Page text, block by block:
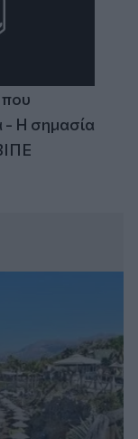
- Η σημασία